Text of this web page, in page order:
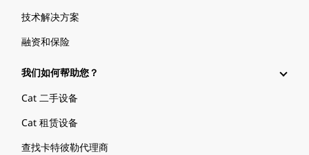
技术解决方案
融资和保险
我们如何帮助您？
Cat 二手设备
Cat 租赁设备
查找卡特彼勒代理商